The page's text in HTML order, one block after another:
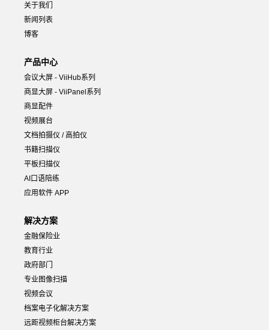
关于我们
新闻列表
博客
产品中心
会议大屏 - ViiHub系列
商显大屏 - ViiPanel系列
商显配件
视频展台
文档拍摄仪 / 高拍仪
书籍扫描仪
平板扫描仪
AI口语陪练
应用软件 APP
解决方案
金融保险业
教育行业
政府部门
专业图像扫描
视频会议
档案电子化解决方案
远距视频柜台解决方案